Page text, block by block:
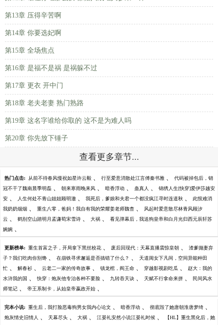
第13章 压得辛苦啊
第14章 你要选妃啊
第15章 全场焦点
第16章 是福不是祸 是祸躲不过
第17章 更衣 开中门
第18章 老夫老妻 熟门熟路
第19章 这名字谁给你取的 这不是为难人吗
第20章 你先放下锤子
查看更多章节...
热门点击: 从前不待春风慢祝如星许云毅 、 行至爱意消散处江言傅秦书雅 、 代码被掉包后，销
冠不干了魏南晨季明磊 、 朝来寒雨晚来风 、 暗香浮动 、 蛊真人 、 锦绣人生[快穿]爱伊莎越安
安 、 人生何处不青山姐姐顾明澈 、 我死后，爹娘和夫君一个都没疯江寻时连道秋 、 此恨难消
我奶奶烟烟 、 重生八零，爸妈！我自有我的荣耀姜老师魏杳 、 风起时爱意散尽林青风顾汐
云 、 鹤别空山踏明月孟谦荀宋雪诗 、 大祸 、 看见弹幕后，我送狗皇帝和白月光归西元辰轩苏
婉婉 、
更新榜单: 重生首富之子，开局拿下黑丝校花 、 废后回现代：天幕直播震惊皇朝 、 渣爹抛妻弃
子？我们吃肉你别馋 、 在崩铁寻求邂逅是否搞错了什么？ 、 天道闺女下凡间，空间异能种田
忙 、 解春衫 、 云老二一家的传奇故事 、 镇龙棺，阎王命 、 穿越影视剧吃瓜 、 赵大：我的
水浒我的国 、 快穿：炮灰他专治各种不要脸 、 九转吞天诀 、 天赋不行拿命来拼 、 民间风水
师笔记 、 帝王系制卡，从始皇帝嬴政开始 、
完本小说: 重生后，我打脸恶毒狗男女我内心论文 、 暗香浮动 、 彻底毁了她唐朝淮唐梦绮 、
炮灰情史旧情人 、 天幕尽头 、 大祸 、 江晏礼安然小说江晏礼时候 、 【HL】重生黑化后，她